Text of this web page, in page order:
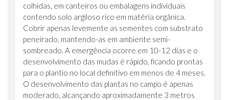
colhidas, em canteiros ou embalagens individuais
contendo solo argiloso rico em matéria orgânica.
Cobrir apenas levemente as sementes com substrato
peneirado, mantendo-as em ambiente semi-
sombreado. A emergência ocorre em 10-12 dias e o
desenvolvimento das mudas é rápido, ficando prontas
para o plantio no local definitivo em menos de 4 meses.
O desenvolvimento das plantas no campo é apenas
moderado, alcançando aproximadamente 3 metros